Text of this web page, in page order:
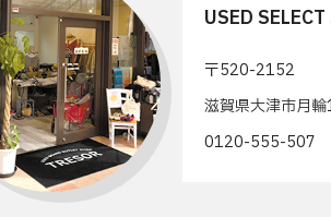
USED
〒520-2152
滋賀県大津市月
0120-555-507